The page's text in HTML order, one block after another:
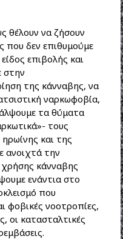
θέλουν να ζήσουν
που δεν επιθυμούμε
επιβολής και
στην
της κάνναβης, να
ναρκωφοβία,
τα θύματα
τους
και της
ανοιχτά την
χρήσης κάνναβης
ενάντια στο
που
φοβικές νοοτροπίες,
οι κατασταλτικές